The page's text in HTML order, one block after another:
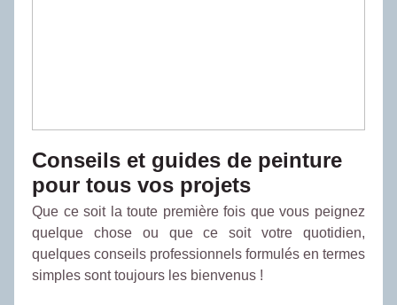
Conseils et guides de peinture
pour tous vos projets
Que ce soit la toute première fois que vous peignez
quelque chose ou que ce soit votre quotidien,
quelques conseils professionnels formulés en termes
simples sont toujours les bienvenus !